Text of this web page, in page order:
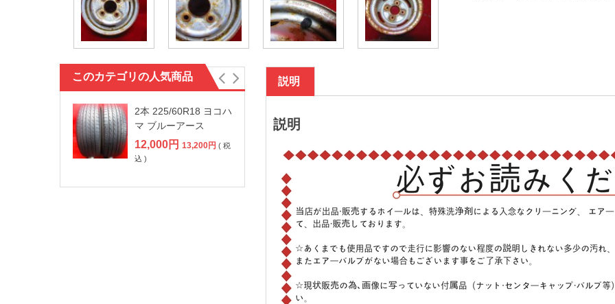
このカテゴリの人気商品
2本 225/60R18 ヨコハ
マ ブルーアース
12,000円 13,200円 ( 税
込 )
説明
説明